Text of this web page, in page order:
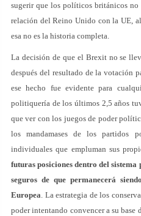
sugerir que los políticos británicos
relación del Reino Unido con la UE,
esa no es la historia completa.
La decisión de que el Brexit no se
después del resultado de la votación
ese hecho fue evidente para
politiquería de los últimos 2,5 años
que ver con los juegos de poder
los mandamases de los partidos
individuales que empluman sus
futuras posiciones dentro del
seguros de que permanecerá
Europea. La estrategia de los
poder intentando convencer a su